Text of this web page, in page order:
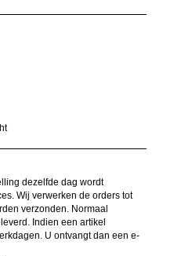
dezelfde dag wordt
Wij verwerken de orders tot
verzonden. Normaal
Indien een artikel
U ontvangt dan een e-